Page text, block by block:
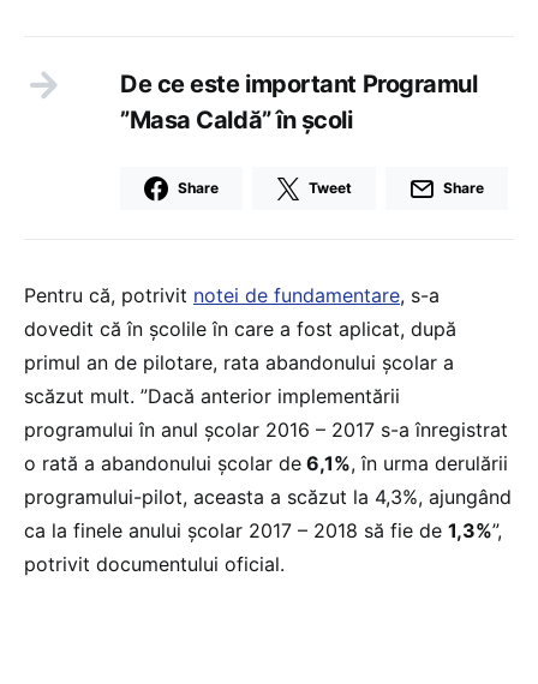
De ce este important Programul
”Masa Caldă” în școli
Share Tweet Share
Pentru că, potrivit notei de fundamentare, s-a
dovedit că în școlile în care a fost aplicat, după
primul an de pilotare, rata abandonului școlar a
scăzut mult. ”Dacă anterior implementării
programului în anul şcolar 2016 – 2017 s-a înregistrat
o rată a abandonului şcolar de 6,1%, în urma derulării
programului-pilot, aceasta a scăzut la 4,3%, ajungând
ca la finele anului şcolar 2017 – 2018 să fie de 1,3%”,
potrivit documentului oficial.